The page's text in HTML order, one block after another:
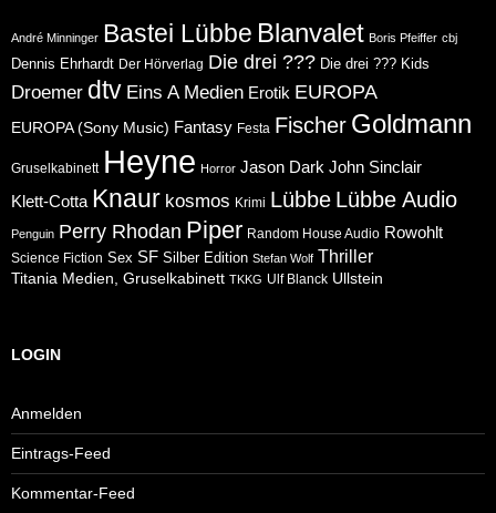
André Minninger Bastei Lübbe Blanvalet Boris Pfeiffer cbj
Dennis Ehrhardt Der Hörverlag Die drei ??? Die drei ??? Kids
Droemer dtv Eins A Medien Erotik EUROPA
EUROPA (Sony Music) Fantasy Festa Fischer Goldmann
Gruselkabinett Heyne Horror Jason Dark John Sinclair
Klett-Cotta Knaur kosmos Krimi Lübbe Lübbe Audio
Penguin Perry Rhodan Piper Random House Audio Rowohlt
Science Fiction Sex SF Silber Edition Stefan Wolf Thriller
Titania Medien, Gruselkabinett TKKG Ulf Blanck Ullstein
LOGIN
Anmelden
Eintrags-Feed
Kommentar-Feed